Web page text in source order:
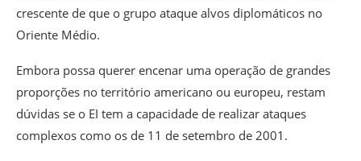
crescente de que o grupo ataque alvos diplomáticos no
Oriente Médio.
Embora possa querer encenar uma operação de grandes
proporções no território americano ou europeu, restam
dúvidas se o EI tem a capacidade de realizar ataques
complexos como os de 11 de setembro de 2001.